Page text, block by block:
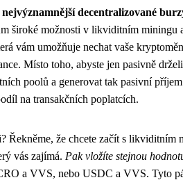
decentralizované
široké možnosti v likviditním miningu
vám umožňuje nechat vaše
Místo toho, abyste jen pasivně
poolů a generovat tak pasivní
na transakčních poplatcích.
Řekněme, že chcete začít s likviditním
vás zajímá. Pak vložíte stejnou
a VVS, nebo USDC a VVS. Tyto